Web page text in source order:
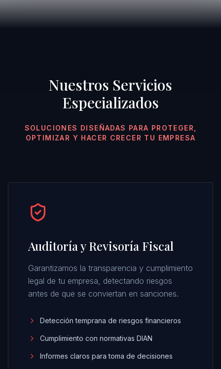
Nuestros Servicios
Especializados
SOLUCIONES DISEÑADAS PARA PROTEGER,
OPTIMIZAR Y HACER CRECER TU EMPRESA
Auditoría y Revisoría Fiscal
Garantizamos la transparencia y cumplimiento
legal de tu empresa, detectando riesgos
antes de que se conviertan en sanciones.
Detección temprana de riesgos financieros
Cumplimiento con normativas DIAN
Informes claros para toma de decisiones